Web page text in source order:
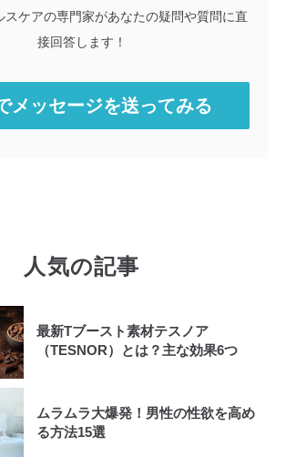
スケアの専門家があなたの疑問や質問に直
接回答します！
メッセージを送ってみる
人気の記事
最新Tブースト素材テスノア
（TESNOR）とは？主な効果6つ
ムラムラ大爆発！男性の性欲を高め
る方法15選